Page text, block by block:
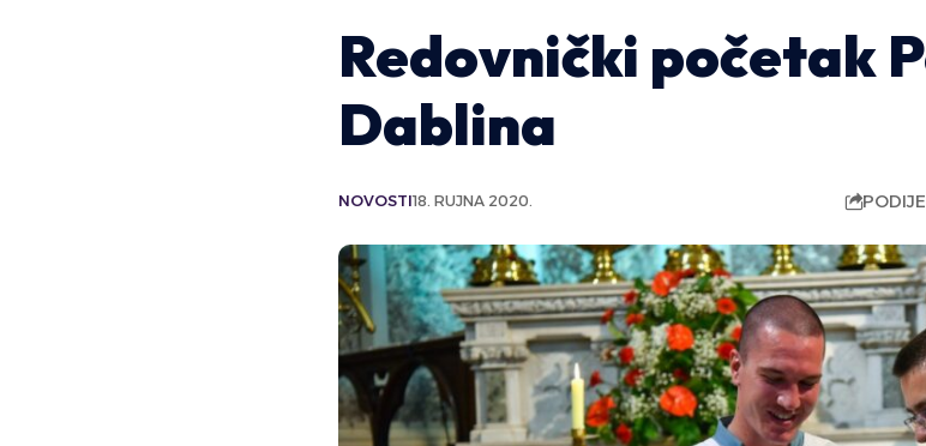
Redovnički početak
Dablina
NOVOSTI18. RUJNA 2020.